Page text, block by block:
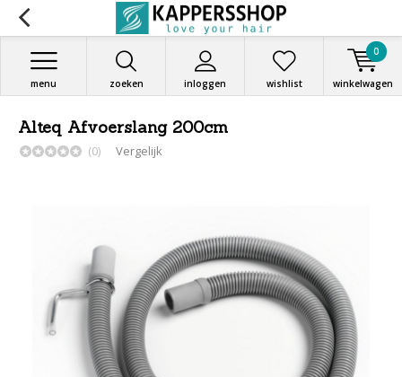
zoeken inloggen
menu wishlist winkelwagen
0
Alteq Afvoerslang 200cm
(0) Vergelijk